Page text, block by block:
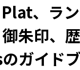
、ラ
朱印、
ガイド